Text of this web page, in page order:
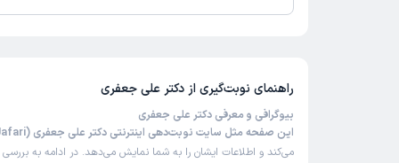
راهنمای نوبت‌گیری از دکتر علی جعفری
بیوگرافی و معرفی دکتر علی جعفری
این صفحه مثل سایت نوبت‌دهی اینترنتی دکتر علی جعفری (Dr Ali Jafari)
می‌کند و اطلاعات ایشان را به شما نمایش می‌دهد. در ادامه به بررسی